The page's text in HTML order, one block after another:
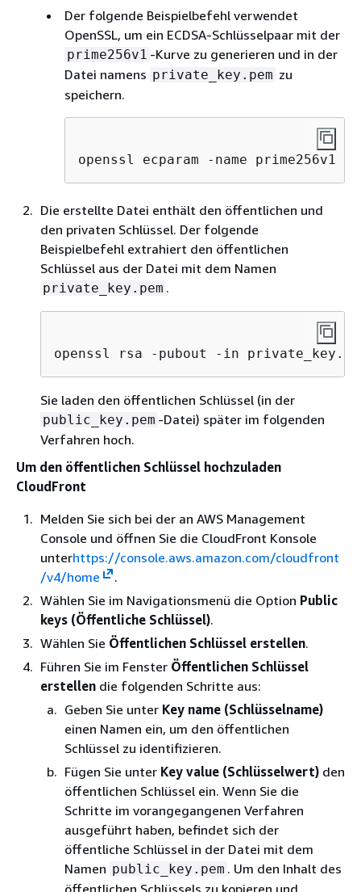
Der folgende Beispielbefehl verwendet
OpenSSL, um ein ECDSA-Schlüsselpaar mit der
prime256v1 -Kurve zu generieren und in der
Datei namens private_key.pem zu
speichern.
openssl ecparam -name prime256v1
Die erstellte Datei enthält den öffentlichen und
den privaten Schlüssel. Der folgende
Beispielbefehl extrahiert den öffentlichen
Schlüssel aus der Datei mit dem Namen
private_key.pem .
openssl rsa -pubout -in
Sie laden den öffentlichen Schlüssel (in der
public_key.pem -Datei) später im folgenden
Verfahren hoch.
Um den öffentlichen Schlüssel hochzuladen
CloudFront
Melden Sie sich bei der an AWS Management
Console und öffnen Sie die CloudFront Konsole
unterhttps://console.aws.amazon.com/cloudfront
/v4/home
.
Wählen Sie im Navigationsmenü die Option Public
keys (Öffentliche Schlüssel).
Wählen Sie Öffentlichen Schlüssel erstellen.
Führen Sie im Fenster Öffentlichen Schlüssel
erstellen die folgenden Schritte aus:
Geben Sie unter Key name (Schlüsselname)
einen Namen ein, um den öffentlichen
Schlüssel zu identifizieren.
Fügen Sie unter Key value (Schlüsselwert) den
öffentlichen Schlüssel ein. Wenn Sie die
Schritte im vorangegangenen Verfahren
ausgeführt haben, befindet sich der
öffentliche Schlüssel in der Datei mit dem
Namen public_key.pem . Um den Inhalt des
öffentlichen Schlüssels zu kopieren und